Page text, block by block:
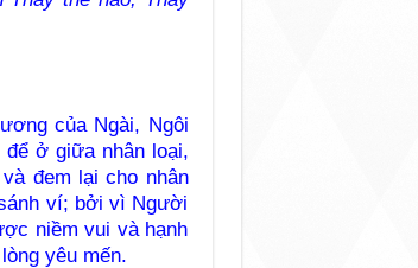
của Ngài, Ngôi
ở giữa nhân loại,
đem lại cho nhân
ví; bởi vì Người
niềm vui và hạnh
yêu mến.